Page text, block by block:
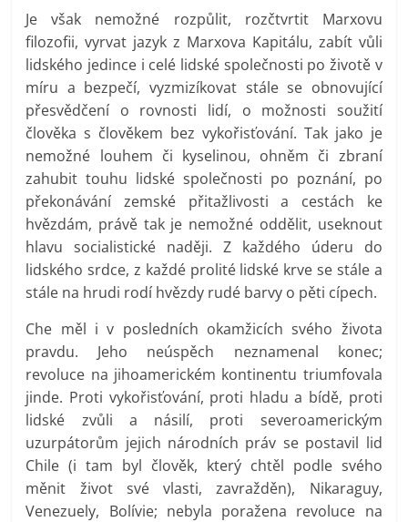
Je však nemožné rozpůlit, rozčtvrtit Marxovu
filozofii, vyrvat jazyk z Marxova Kapitálu, zabít vůli
lidského jedince i celé lidské společnosti po životě v
míru a bezpečí, vyzmizíkovat stále se obnovující
přesvědčení o rovnosti lidí, o možnosti soužití
člověka s člověkem bez vykořisťování. Tak jako je
nemožné louhem či kyselinou, ohněm či zbraní
zahubit touhu lidské společnosti po poznání, po
překonávání zemské přitažlivosti a cestách ke
hvězdám, právě tak je nemožné oddělit, useknout
hlavu socialistické naději. Z každého úderu do
lidského srdce, z každé prolité lidské krve se stále a
stále na hrudi rodí hvězdy rudé barvy o pěti cípech.
Che měl i v posledních okamžicích svého života
pravdu. Jeho neúspěch neznamenal konec;
revoluce na jihoamerickém kontinentu triumfovala
jinde. Proti vykořisťování, proti hladu a bídě, proti
lidské zvůli a násilí, proti severoamerickým
uzurpátorům jejich národních práv se postavil lid
Chile (i tam byl člověk, který chtěl podle svého
měnit život své vlasti, zavražděn), Nikaraguy,
Venezuely, Bolívie; nebyla poražena revoluce na